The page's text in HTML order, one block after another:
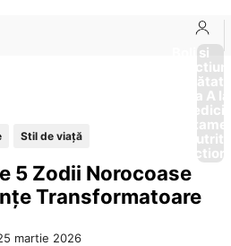
Boli si
Afectiuni
Sănătate
de la A
Stil de viaţă
5 Zodii Norocoase
Transformatoare
martie 2026